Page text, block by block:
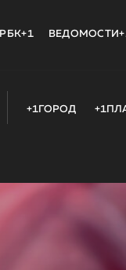
РБК+1
+1ГОРОД